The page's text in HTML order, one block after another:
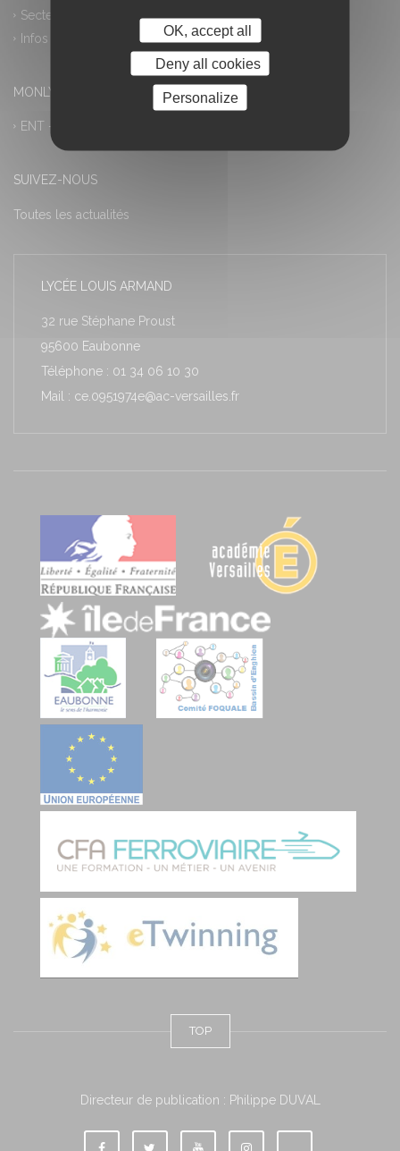
Secteur tertiaire
Infos pratiques
MONLYCEE.NET (ENT) – PRONOTE
ENT – Accès à PRONOTE
SUIVEZ-NOUS
Toutes les actualités
LYCÉE LOUIS ARMAND
32 rue Stéphane Proust
95600 Eaubonne
Téléphone : 01 34 06 10 30
Mail : ce.0951974e@ac-versailles.fr
TOP
Directeur de publication : Philippe DUVAL
OK, accept all
Deny all cookies
Personalize